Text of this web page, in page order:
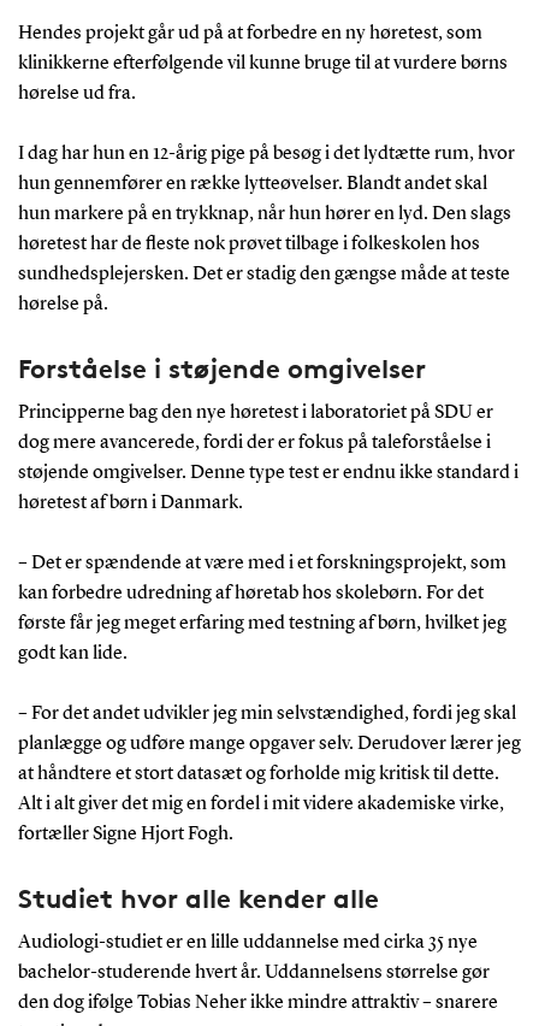
Hendes projekt går ud på at forbedre en ny høretest, som
klinikkerne efterfølgende vil kunne bruge til at vurdere børns
hørelse ud fra.
I dag har hun en 12-årig pige på besøg i det lydtætte rum, hvor
hun gennemfører en række lytteøvelser. Blandt andet skal
hun markere på en trykknap, når hun hører en lyd. Den slags
høretest har de fleste nok prøvet tilbage i folkeskolen hos
sundhedsplejersken. Det er stadig den gængse måde at teste
hørelse på.
Forståelse i støjende omgivelser
Principperne bag den nye høretest i laboratoriet på SDU er
dog mere avancerede, fordi der er fokus på taleforståelse i
støjende omgivelser. Denne type test er endnu ikke standard i
høretest af børn i Danmark.
– Det er spændende at være med i et forskningsprojekt, som
kan forbedre udredning af høretab hos skolebørn. For det
første får jeg meget erfaring med testning af børn, hvilket jeg
godt kan lide.
– For det andet udvikler jeg min selvstændighed, fordi jeg skal
planlægge og udføre mange opgaver selv. Derudover lærer jeg
at håndtere et stort datasæt og forholde mig kritisk til dette.
Alt i alt giver det mig en fordel i mit videre akademiske virke,
fortæller Signe Hjort Fogh.
Studiet hvor alle kender alle
Audiologi-studiet er en lille uddannelse med cirka 35 nye
bachelor-studerende hvert år. Uddannelsens størrelse gør
den dog ifølge Tobias Neher ikke mindre attraktiv – snarere